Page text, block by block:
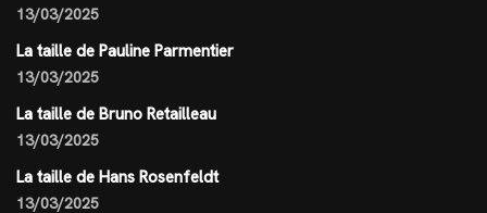
13/03/2025
La taille de Pauline Parmentier
13/03/2025
La taille de Bruno Retailleau
13/03/2025
La taille de Hans Rosenfeldt
13/03/2025